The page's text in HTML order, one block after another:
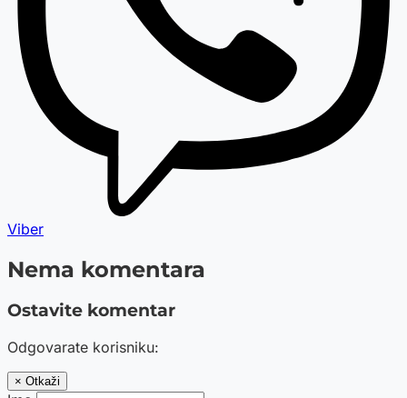
Viber
Nema komentara
Ostavite komentar
Odgovarate korisniku:
× Otkaži